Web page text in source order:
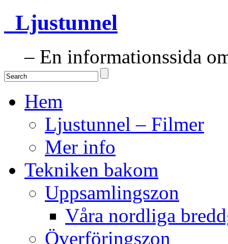
Ljustunnel
– En informationssida
Hem
Ljustunnel – Filmer
Mer info
Tekniken bakom
Uppsamlingszon
Våra nordliga
Överföringszon